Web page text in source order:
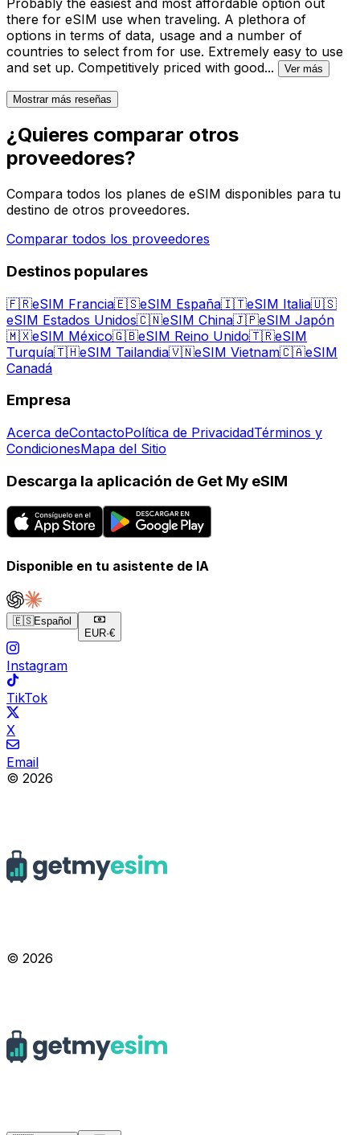
there for eSIM use when traveling. A plethora of
options in terms of data, usage and a number of
countries to select from for use. Extremely easy to use
and set up. Competitively priced with good... Ver más
Mostrar más reseñas
¿Quieres comparar otros
proveedores?
Compara todos los planes de eSIM disponibles para tu
destino de otros proveedores.
Comparar todos los proveedores
Destinos populares
🇫🇷eSIM Francia🇪🇸eSIM España🇮🇹eSIM Italia🇺🇸
eSIM Estados Unidos🇨🇳eSIM China🇯🇵eSIM Japón
🇲🇽eSIM México🇬🇧eSIM Reino Unido🇹🇷eSIM
Turquía🇹🇭eSIM Tailandia🇻🇳eSIM Vietnam🇨🇦eSIM
Canadá
Empresa
Acerca deContactoPolítica de PrivacidadTérminos y
CondicionesMapa del Sitio
Descarga la aplicación de Get My eSIM
Disponible en tu asistente de IA
🇪🇸Español
EUR·€
Instagram
TikTok
X
Email
© 2026
© 2026